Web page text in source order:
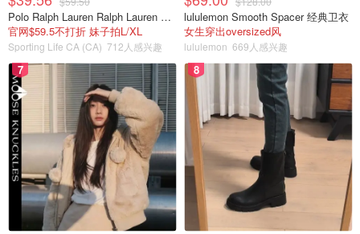
Polo Ralph Lauren Ralph Lauren Polo Bear 女童棉T恤 染色 1件
官网$59.5不打折 妹子拍L/XL
Sporting Life CA (CA) 712人感兴趣
lululemon Smooth Spacer 经典卫衣
女生穿出oversized风
lululemon 669人感兴趣
7 8